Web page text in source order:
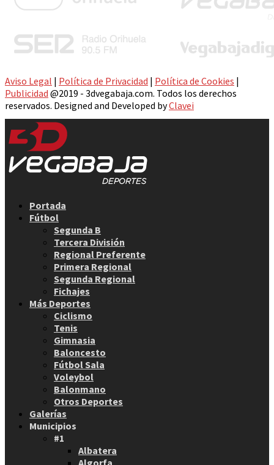
Aviso Legal | Política de Privacidad | Política de Cookies |
Publicidad @2019 - 3dvegabaja.com. Todos los derechos
reservados. Designed and Developed byClavei
Portada
Fútbol
Segunda B
Tercera División
Regional Preferente
Primera Regional
Segunda Regional
Fichajes
Más Deportes
Ciclismo
Tenis
Gimnasia
Baloncesto
Fútbol Sala
Voleybol
Balonmano
Otros Deportes
Galerías
Municipios
#1
Albatera
Algorfa